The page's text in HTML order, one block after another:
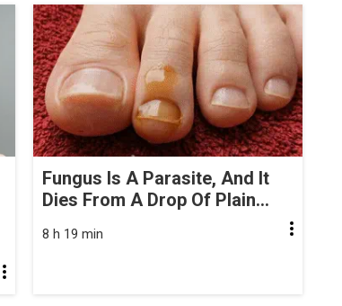
Fungus Is A Parasite, And It
Dies From A Drop Of Plain...
8 h 19 min